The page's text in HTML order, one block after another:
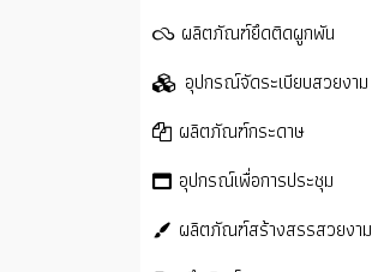
ผลิตภัณฑ์ยึดติดผูกพัน
อุปกรณ์จัดระเบียบสวยงาม
ผลิตภัณฑ์กระดาษ
อุปกรณ์เพื่อการประชุม
ผลิตภัณฑ์สร้างสรรสวยงาม